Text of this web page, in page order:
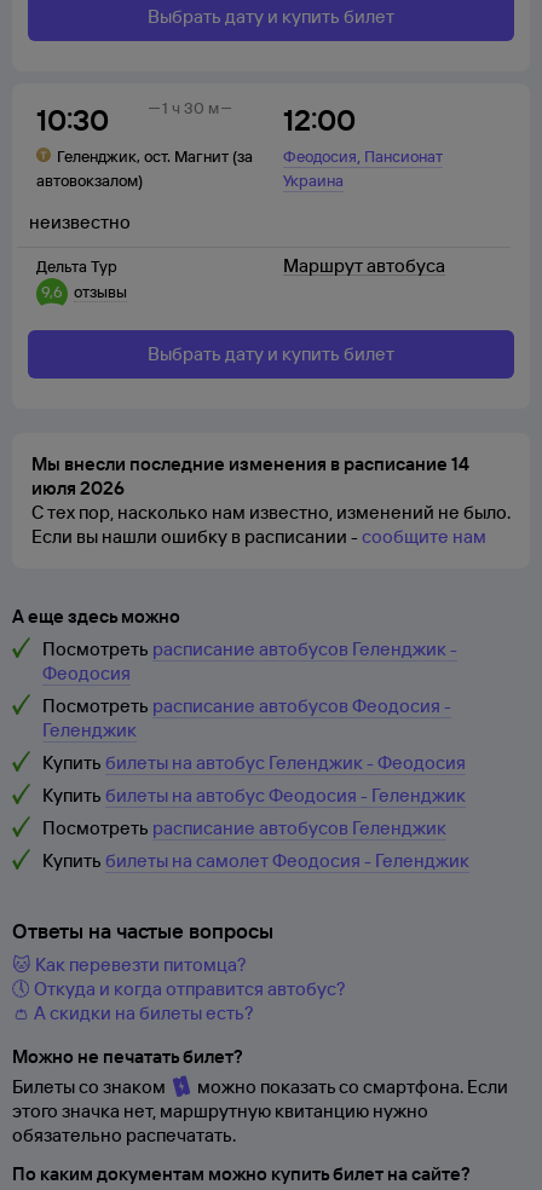
Выбрать дату и купить билет
10:30
Геленджик, ост. Магнит (за
автовокзалом)
12:00
Феодосия, Пансионат
Украина
1 ч 30 м
Дельта Тур
9,6
отзывы
неизвестно
Маршрут автобуса
Выбрать дату и купить билет
Мы внесли последние изменения в расписание 14
июля 2026
С тех пор, насколько нам известно, изменений не было.
Если вы нашли ошибку в расписании -сообщите нам
А еще здесь можно
Посмотреть расписание автобусов Геленджик -
Феодосия
Посмотреть расписание автобусов Феодосия -
Геленджик
Купить билеты на автобус Геленджик - Феодосия
Купить билеты на автобус Феодосия - Геленджик
Посмотреть расписание автобусов Геленджик
Купить билеты на самолет Феодосия - Геленджик
Ответы на частые вопросы
🐱 Как перевезти питомца?
🕔 Откуда и когда отправится автобус?
👛 А скидки на билеты есть?
Можно не печатать билет?
Билеты со знаком
можно показать со смартфона. Если
этого значка нет, маршрутную квитанцию нужно
обязательно распечатать.
По каким документам можно купить билет на сайте?